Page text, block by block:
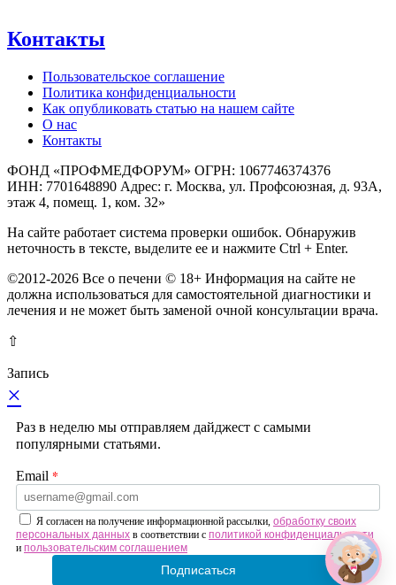
Контакты
Пользовательское соглашение
Политика конфиденциальности
Как опубликовать статью на нашем сайте
О нас
Контакты
ФОНД «ПРОФМЕДФОРУМ» ОГРН: 1067746374376
ИНН: 7701648890 Адрес: г. Москва, ул. Профсоюзная, д. 93А,
этаж 4, помещ. 1, ком. 32»
На сайте работает система проверки ошибок. Обнаружив
неточность в тексте, выделите ее и нажмите Ctrl + Enter.
©2012-2026 Все о печени © 18+ Информация на сайте не
должна использоваться для самостоятельной диагностики и
лечения и не может быть заменой очной консультации врача.
⇧
Запись
×
Раз в неделю мы отправляем дайджест с самыми
популярными статьями.
Email *
Я согласен на получение информационной рассылки, обработку своих
персональных данных в соответствии с политикой конфиденциальности
и пользовательским соглашением
Подписаться